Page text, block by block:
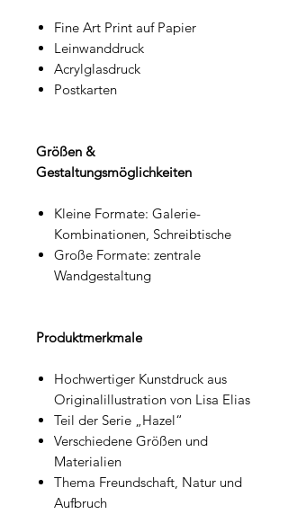
Fine Art Print auf Papier
Leinwanddruck
Acrylglasdruck
Postkarten
Größen &
Gestaltungsmöglichkeiten
Kleine Formate: Galerie-
Kombinationen, Schreibtische
Große Formate: zentrale
Wandgestaltung
Produktmerkmale
Hochwertiger Kunstdruck aus
Originalillustration von Lisa Elias
Teil der Serie „Hazel“
Verschiedene Größen und
Materialien
Thema Freundschaft, Natur und
Aufbruch